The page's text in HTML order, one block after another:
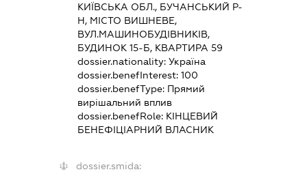
КИЇВСЬКА ОБЛ., БУЧАНСЬКИЙ Р-
Н, МІСТО ВИШНЕВЕ,
ВУЛ.МАШИНОБУДІВНИКІВ,
БУДИНОК 15-Б, КВАРТИРА 59
dossier.nationality:Україна
dossier.benefInterest:100
dossier.benefType: Прямий
вирішальний вплив
dossier.benefRole: КІНЦЕВИЙ
БЕНЕФІЦІАРНИЙ ВЛАСНИК
dossier.smida: